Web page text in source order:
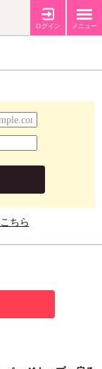
ログイン メニュー
ちら